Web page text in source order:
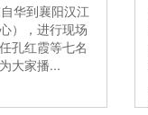
华到襄阳汉江
），进行现场
孔红霞等七名
大家播...